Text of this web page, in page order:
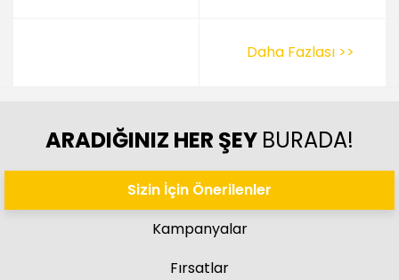
Daha Fazlası >>
ARADIĞINIZ HER ŞEY BURADA!
Sizin İçin Önerilenler
Kampanyalar
Fırsatlar